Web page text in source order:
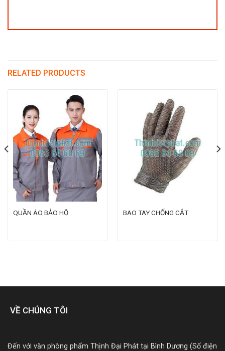
RELATED PRODUCTS
QUẦN ÁO BẢO HỘ BAO TAY CHỐNG CẮT
VỀ CHÚNG TÔI
Đến với văn phòng phẩm Thịnh Đại Phát tại Bình Dương (Số điện